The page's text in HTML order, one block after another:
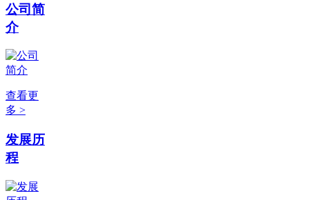
公司简
介
查看更
多 >
发展历
程